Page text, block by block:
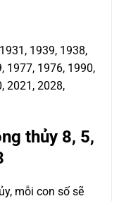
1939, 1938,
1977, 1976, 1990,
2021, 2028,
thủy 8, 5,
mỗi con số sẽ